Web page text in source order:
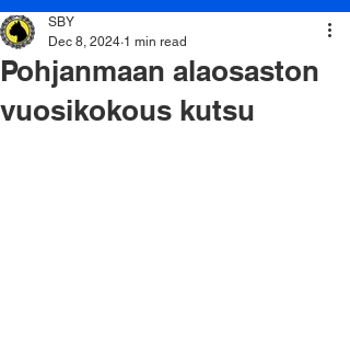
Pohjanmaan alaosaston
vuosikokous kutsu
SBY
Dec 8, 2024 1 min read